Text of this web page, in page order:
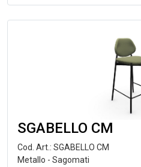
SGABELLO CM
Cod. Art.: SGABELLO CM
Metallo - Sagomati